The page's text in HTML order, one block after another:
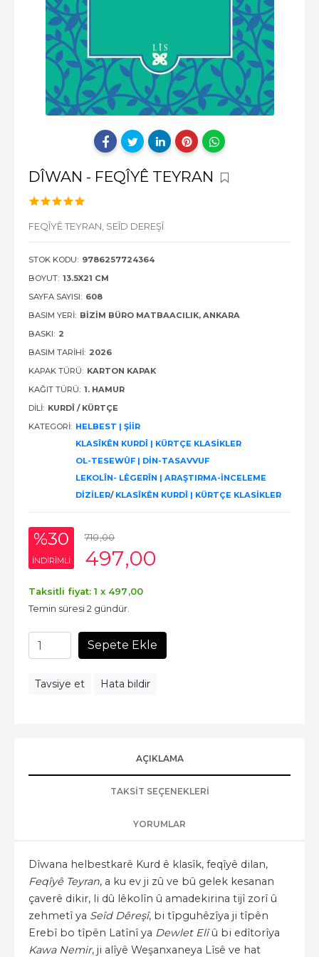
DÎWAN - FEQÎYÊ TEYRAN
FEQÎYÊ TEYRAN, SEÎD DEREŞÎ
STOK KODU: 9786257724364
BOYUT: 13.5X21 CM
SAYFA SAYISI: 608
BASIM YERI: BIZIM BÜRO MATBAACILIK, ANKARA
BASKI: 2
BASIM TARIHI: 2026
KAPAK TÜRÜ: KARTON KAPAK
KAĞIT TÜRÜ: 1. HAMUR
DILI: KURDÎ / KÜRTÇE
KATEGORI: HELBEST | ŞİİR
KLASÎKÊN KURDÎ | KÜRTÇE KLASİKLER
OL-TESEWÛF | DİN-TASAVVUF
LEKOLÎN- LÊGERÎN | ARAŞTIRMA-İNCELEME
DİZİLER/ KLASÎKÊN KURDÎ | KÜRTÇE KLASİKLER
%30
INDIRIMLI
710,00
497,00
Taksitli fiyat: 1 x 497 ,00
Temin süresi 2 gündür.
Sepete Ekle
Tavsiye et Hata bildir
AÇIKLAMA
TAKSIT SEÇENEKLERI
YORUMLAR
Dîwana helbestkarê Kurd ê klasîk, feqîyê dilan,
Feqîyê Teyran, a ku ev ji zû ve bû gelek kesanan
çaverê dikir, li dû lêkolîn û amadekirina tijî zorî û
zehmetî ya Seîd Dêreşî, bi tîpguhêzîya ji tîpên
Erebî bo tîpên Latînî ya Dewlet Elîû bi edîtorîya
Kawa Nemir, ji alîyê Weşanxaneya Lîsê ve hat